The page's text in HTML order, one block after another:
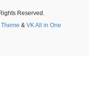
Reserved.
& VK All in One